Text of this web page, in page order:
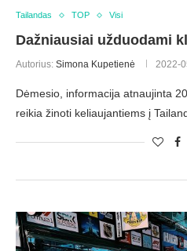
Tailandas TOP Visi
Dažniausiai užduodami
Autorius: Simona Kupetienė 2022-
Dėmesio, informacija atnaujinta
reikia žinoti keliaujantiems į